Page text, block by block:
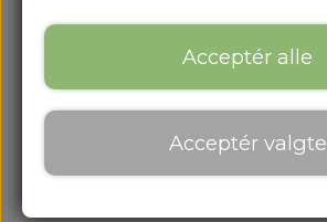
Om os
Om os
Kontakt
Acceptér alle
Acceptér valgte